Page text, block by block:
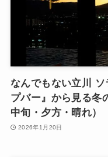
なんでもない立川
プバー』から見る冬
中旬・夕方・晴れ）
2026年1月20日